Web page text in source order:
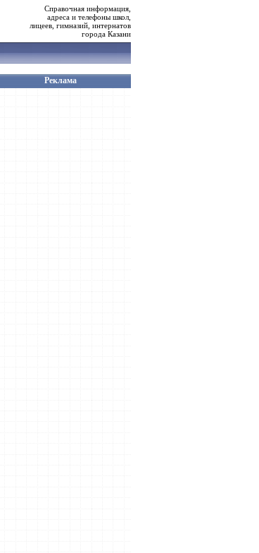
Справочная информация,
адреса и телефоны школ,
лицеев, гимназий, интернатов
города Казани
Реклама